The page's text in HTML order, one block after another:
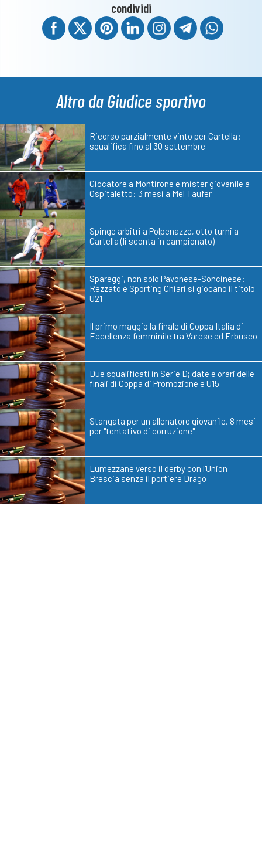
condividi
Altro da Giudice sportivo
Ricorso parzialmente vinto per Cartella:
squalifica fino al 30 settembre
Giocatore a Montirone e mister giovanile a
Ospitaletto: 3 mesi a Mel Taufer
Spinge arbitri a Polpenazze, otto turni a
Cartella (li sconta in campionato)
Spareggi, non solo Pavonese-Soncinese:
Rezzato e Sporting Chiari si giocano il titolo
U21
Il primo maggio la finale di Coppa Italia di
Eccellenza femminile tra Varese ed Erbusco
Due squalificati in Serie D; date e orari delle
finali di Coppa di Promozione e U15
Stangata per un allenatore giovanile, 8 mesi
per "tentativo di corruzione"
Lumezzane verso il derby con l'Union
Brescia senza il portiere Drago